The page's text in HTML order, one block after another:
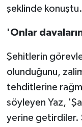
şeklinde konuştu.
'Onlar
Şehitlerin
olunduğunu,
tehditlerine
söyleyen Yaz,
yerine getirdiler.